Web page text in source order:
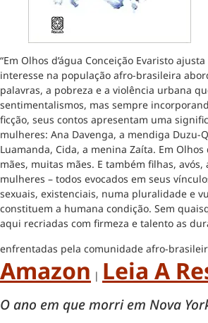
“Em Olhos d’água Conceição Evaristo
interesse na população afro-brasileira
palavras, a pobreza e a violência urbana
sentimentalismos, mas sempre
ficção, seus contos apresentam uma
mulheres: Ana Davenga, a mendiga Duzu-
Luamanda, Cida, a menina Zaíta. Em Olhos
mães, muitas mães. E também filhas,
mulheres – todos evocados em seus
sexuais, existenciais, numa pluralidade e
constituem a humana condição. Sem
aqui recriadas com firmeza e talento as
enfrentadas pela comunidade afro-
Amazon | Leia A
O ano em que morri em Nova